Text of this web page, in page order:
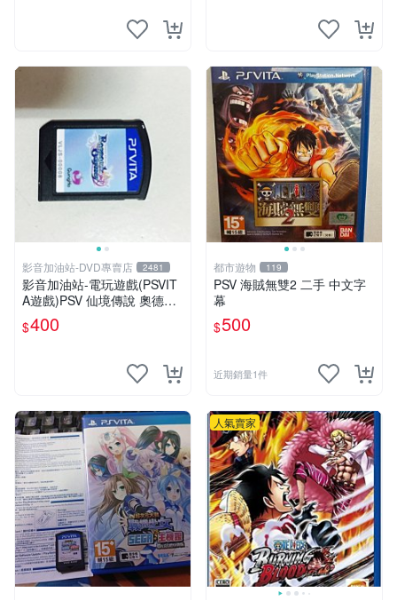
影音加油站-DVD專賣店 2481
影音加油站-電玩遊戲(PSVIT
A遊戲)PSV 仙境傳說 奧德賽
日版直購價400元/下標就賣
$400
都市遊物 119
PSV 海賊無雙2 二手 中文字
幕
$500
近期銷量1件
人氣賣家